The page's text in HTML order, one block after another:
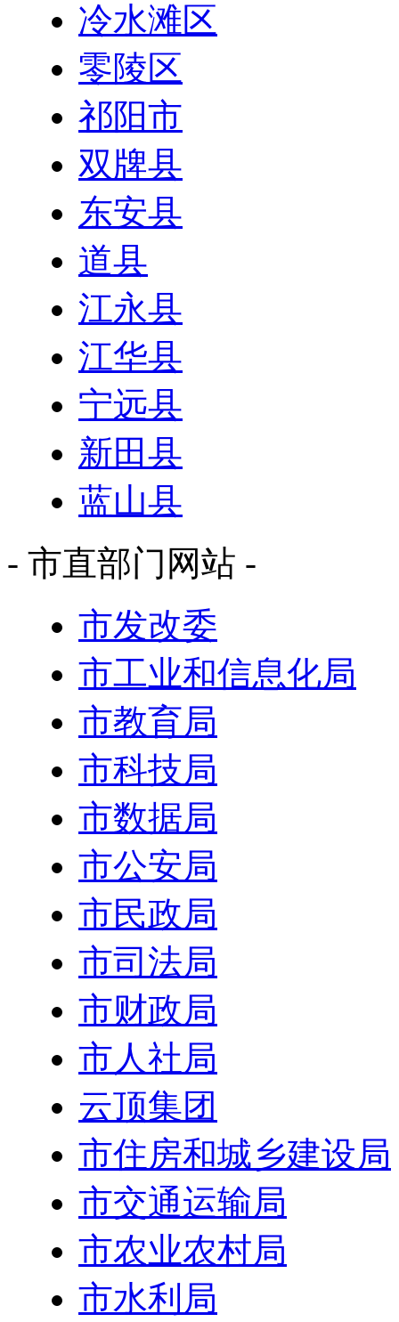
冷水滩区
零陵区
祁阳市
双牌县
东安县
道县
江永县
江华县
宁远县
新田县
蓝山县
- 市直部门网站 -
市发改委
市工业和信息化局
市教育局
市科技局
市数据局
市公安局
市民政局
市司法局
市财政局
市人社局
云顶集团
市住房和城乡建设局
市交通运输局
市农业农村局
市水利局